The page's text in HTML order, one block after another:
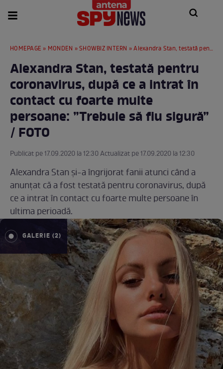
HOMEPAGE » MONDEN »SHOWBIZ INTERN » Alexandra Stan, testată pentru coronavirus, după ce a intrat în contact cu foarte multe persoane: ”Trebuie să fiu sigură” / FOTO
Alexandra Stan, testată pentru
coronavirus, după ce a intrat în
contact cu foarte multe
persoane: ”Trebuie să fiu sigură”
/ FOTO
Publicat pe 17.09.2020 la 12:30 Actualizat pe 17.09.2020 la 12:30
Alexandra Stan și-a îngrijorat fanii atunci când a
anunțat că a fost testată pentru coronavirus, după
ce a intrat în contact cu foarte multe persoane în
ultima perioadă.
GALERIE (2)